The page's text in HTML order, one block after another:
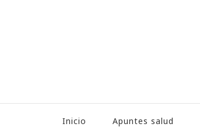
Inicio Apuntes salud